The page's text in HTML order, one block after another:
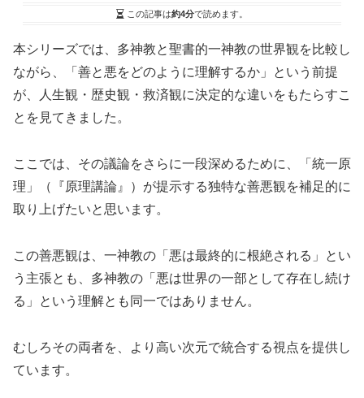
この記事は約4分で読めます。
本シリーズでは、多神教と聖書的一神教の世界観を比較し
ながら、「善と悪をどのように理解するか」という前提
が、人生観・歴史観・救済観に決定的な違いをもたらすこ
とを見てきました。
ここでは、その議論をさらに一段深めるために、「統一原
理」（『原理講論』）が提示する独特な善悪観を補足的に
取り上げたいと思います。
この善悪観は、一神教の「悪は最終的に根絶される」とい
う主張とも、多神教の「悪は世界の一部として存在し続け
る」という理解とも同一ではありません。
むしろその両者を、より高い次元で統合する視点を提供し
ています。